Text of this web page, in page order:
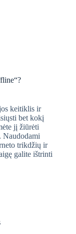
keitiklis ir
bet kokį
jį žiūrėti
Naudodami
trikdžių ir
galite ištrinti